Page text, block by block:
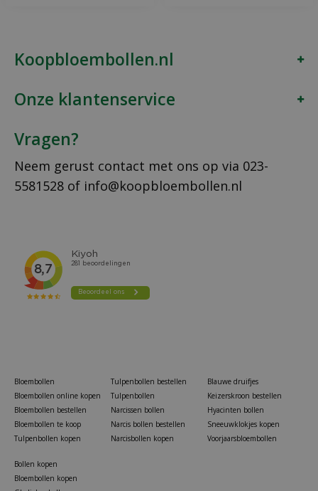
Koopbloembollen.nl
Onze klantenservice
Vragen?
Neem gerust contact met ons op via 023-
5581528 of info@koopbloembollen.nl
Bloembollen
Bloembollen online kopen
Bloembollen bestellen
Bloembollen te koop
Tulpenbollen kopen
Tulpenbollen bestellen
Tulpenbollen
Narcissen bollen
Narcis bollen bestellen
Narcisbollen kopen
Blauwe druifjes
Keizerskroon bestellen
Hyacinten bollen
Sneeuwklokjes kopen
Voorjaarsbloembollen
Bollen kopen
Bloembollen kopen